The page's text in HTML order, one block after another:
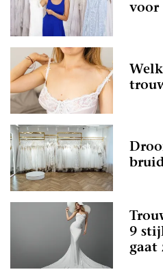
voor
9
gaat